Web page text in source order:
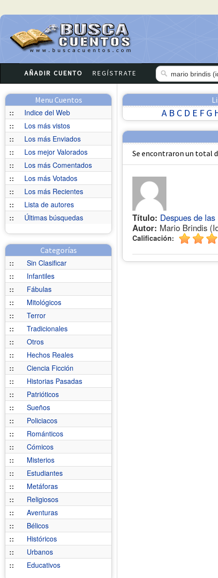
AÑADIR CUENTO REGÍSTRATE
Menu Cuentos
::
Indice del Web
::
Los más vistos
::
Los más Enviados
::
Los mejor Valorados
::
Los más Comentados
::
Los más Votados
::
Los más Recientes
::
Lista de autores
::
Últimas búsquedas
Categorías
::
Sin Clasificar
::
Infantiles
::
Fábulas
::
Mitológicos
::
Terror
::
Tradicionales
::
Otros
::
Hechos Reales
::
Ciencia Ficción
::
Historias Pasadas
::
Patrióticos
::
Sueños
::
Policiacos
::
Románticos
::
Cómicos
::
Misterios
::
Estudiantes
::
Metáforas
::
Religiosos
::
Aventuras
::
Bélicos
::
Históricos
::
Urbanos
::
Educativos
A B C D E F G
Se encontraron un total
Título: Despues de las
Autor: Mario Brindis
Calificación: